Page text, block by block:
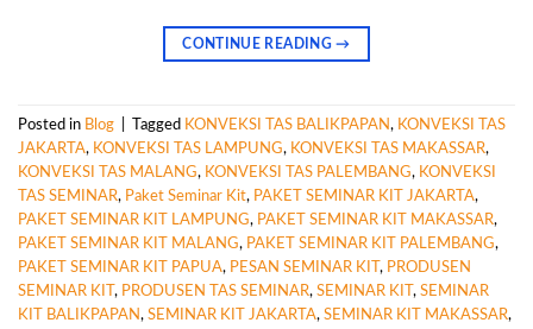
CONTINUE READING→
Posted in Blog Tagged KONVEKSI TAS BALIKPAPAN, KONVEKSI TAS
JAKARTA, KONVEKSI TAS LAMPUNG, KONVEKSI TAS MAKASSAR,
KONVEKSI TAS MALANG, KONVEKSI TAS PALEMBANG, KONVEKSI
TAS SEMINAR, Paket Seminar Kit, PAKET SEMINAR KIT JAKARTA,
PAKET SEMINAR KIT LAMPUNG, PAKET SEMINAR KIT MAKASSAR,
PAKET SEMINAR KIT MALANG, PAKET SEMINAR KIT PALEMBANG,
PAKET SEMINAR KIT PAPUA, PESAN SEMINAR KIT , PRODUSEN
SEMINAR KIT , PRODUSEN TAS SEMINAR, SEMINAR KIT , SEMINAR
KIT BALIKPAPAN, SEMINAR KIT JAKARTA, SEMINAR KIT MAKASSAR,